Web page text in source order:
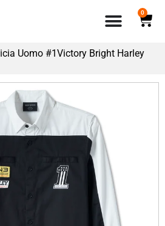
0
Uomo #1Victory Bright Harley